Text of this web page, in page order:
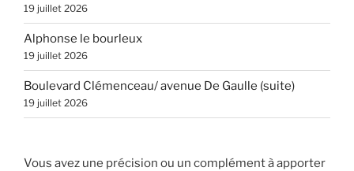
19 juillet 2026
Alphonse le bourleux
19 juillet 2026
Boulevard Clémenceau/ avenue De Gaulle (suite)
19 juillet 2026
Vous avez une précision ou un complément à apporter